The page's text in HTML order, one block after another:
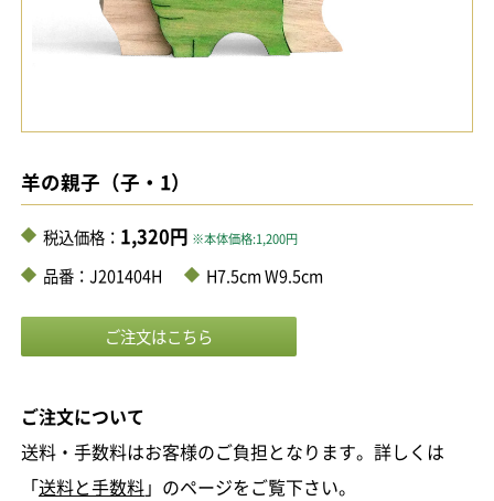
羊の親子（子・1）
税込価格： 1,320円 ※本体価格:1,200円
品番：J201404H H7.5cm W9.5cm
ご注文について
送料・手数料はお客様のご負担となります。詳しくは
「送料と手数料」のページをご覧下さい。